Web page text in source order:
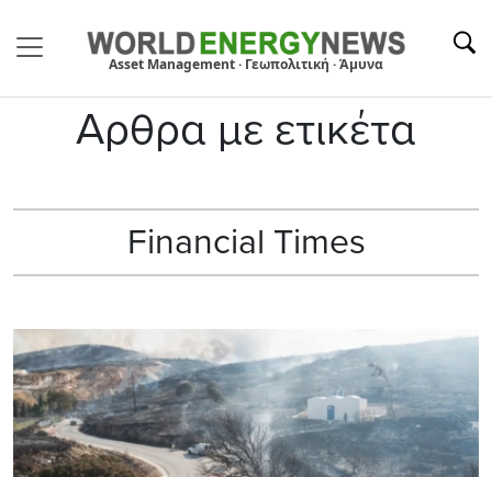
Asset Management · Γεωπολιτική · Άμυνα
Αρθρα με ετικέτα
Financial Times